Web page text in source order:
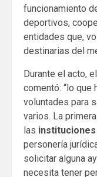
funcionamiento
deportivos,
entidades que,
destinarias del
Durante el acto,
comentó: “lo que
voluntades para
varios. La
las instituciones
personería
solicitar alguna
necesita tener